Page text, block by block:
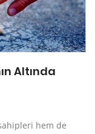
Altında
hem de